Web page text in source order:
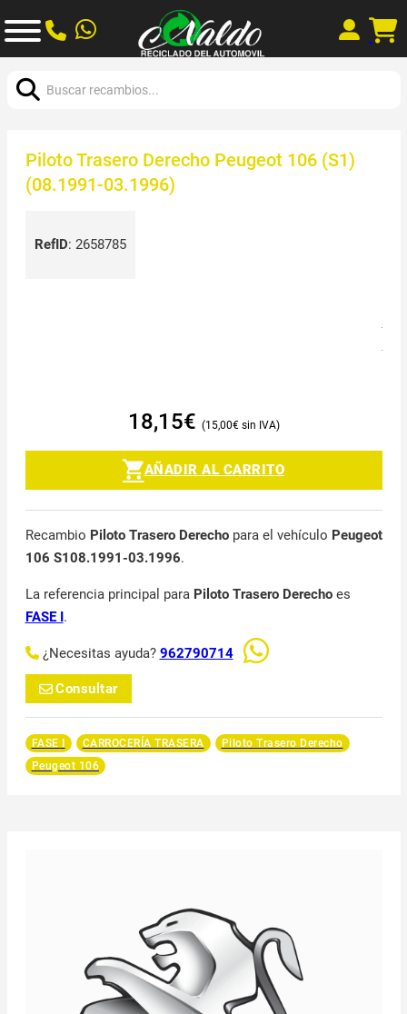
Piloto Trasero Derecho Peugeot 106 (S1)
(08.1991-03.1996)
RefID: 2658785
18,15€ 15,00€
AÑADIR AL CARRITO
Recambio Piloto Trasero Derechopara el vehículo Peugeot
106 S108.1991-03.1996.
La referencia principal para Piloto Trasero Derechoes
FASE I.
¿Necesitas ayuda? 962790714
Consultar
FASE I CARROCERÍA TRASERA
Piloto Trasero Derecho
Peugeot 106